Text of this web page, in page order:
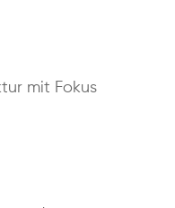
mit Fokus